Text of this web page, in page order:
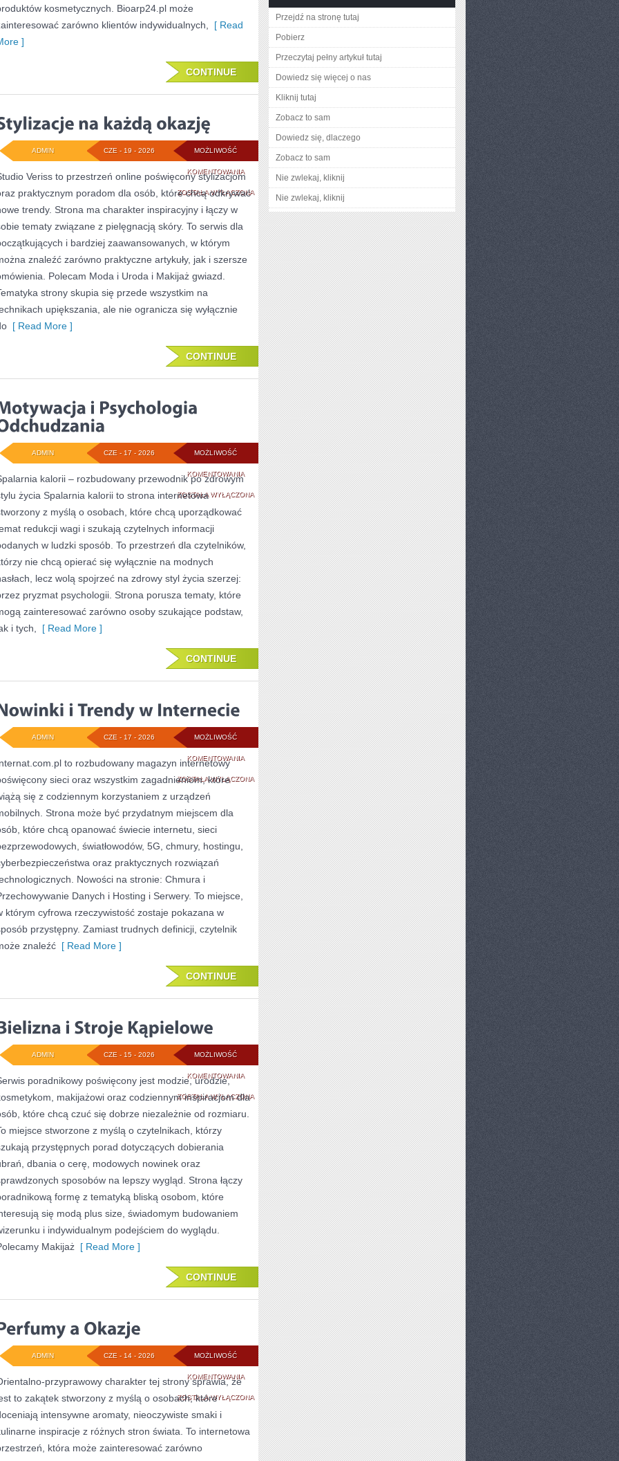
kosmetycznych. Bioarp24.pl może
zarówno klientów indywidualnych,
[ Read
]
CONTINUE
MOŻLIWOŚĆ
KOMENTOWANIASTYLIZACJE
NA
KAŻDĄ
OKAZJĘ
ZOSTAŁA WYŁĄCZONA
CZE - 19 - 2026
ADMIN
Veriss to przestrzeń online poświęcony stylizacjom
praktycznym poradom dla osób, które chcą odkrywać
trendy. Strona ma charakter inspiracyjny i łączy w
tematy związane z pielęgnacją skóry. To serwis dla
i bardziej zaawansowanych, w którym
znaleźć zarówno praktyczne artykuły, jak i szersze
Polecam Moda i Uroda i Makijaż gwiazd.
strony skupia się przede wszystkim na
upiększania, ale nie ogranicza się wyłącznie
[ Read More ]
CONTINUE
MOŻLIWOŚĆ
KOMENTOWANIAMOTYWACJA
I
PSYCHOLOGIA
ODCHUDZANIA
ZOSTAŁA WYŁĄCZONA
CZE - 17 - 2026
ADMIN
kalorii – rozbudowany przewodnik po zdrowym
życia Spalarnia kalorii to strona internetowa
z myślą o osobach, które chcą uporządkować
redukcji wagi i szukają czytelnych informacji
w ludzki sposób. To przestrzeń dla czytelników,
nie chcą opierać się wyłącznie na modnych
lecz wolą spojrzeć na zdrowy styl życia szerzej:
pryzmat psychologii. Strona porusza tematy, które
zainteresować zarówno osoby szukające podstaw,
i tych,
[ Read More ]
CONTINUE
MOŻLIWOŚĆ
KOMENTOWANIANOWINKI
I
TRENDY
INTERNECIE
ZOSTAŁA WYŁĄCZONA
CZE - 17 - 2026
ADMIN
to rozbudowany magazyn internetowy
sieci oraz wszystkim zagadnieniom, które
się z codziennym korzystaniem z urządzeń
Strona może być przydatnym miejscem dla
które chcą opanować świecie internetu, sieci
światłowodów, 5G, chmury, hostingu,
oraz praktycznych rozwiązań
Nowości na stronie: Chmura i
Danych i Hosting i Serwery. To miejsce,
którym cyfrowa rzeczywistość zostaje pokazana w
przystępny. Zamiast trudnych definicji, czytelnik
znaleźć [ Read More ]
CONTINUE
MOŻLIWOŚĆ
KOMENTOWANIABIELIZNA
I
STROJE
KĄPIELOWE
ZOSTAŁA WYŁĄCZONA
CZE - 15 - 2026
ADMIN
poradnikowy poświęcony jest modzie, urodzie,
makijażowi oraz codziennym inspiracjom dla
które chcą czuć się dobrze niezależnie od rozmiaru.
miejsce stworzone z myślą o czytelnikach, którzy
przystępnych porad dotyczących dobierania
dbania o cerę, modowych nowinek oraz
sposobów na lepszy wygląd. Strona łączy
formę z tematyką bliską osobom, które
się modą plus size, świadomym budowaniem
i indywidualnym podejściem do wyglądu.
Makijaż [ Read More ]
CONTINUE
MOŻLIWOŚĆ
KOMENTOWANIAPERFUMY
A
OKAZJE
ZOSTAŁA WYŁĄCZONA
CZE - 14 - 2026
ADMIN
przyprawowy charakter tej strony sprawia, że
to zakątek stworzony z myślą o osobach, które
intensywne aromaty, nieoczywiste smaki i
inspiracje z różnych stron świata. To internetowa
która może zainteresować zarówno
Przejdź na stronę tutaj
Pobierz
Przeczytaj pełny artykuł tutaj
Dowiedz się więcej o nas
Kliknij tutaj
Zobacz to sam
Dowiedz się, dlaczego
Zobacz to sam
Nie zwlekaj, kliknij
Nie zwlekaj, kliknij